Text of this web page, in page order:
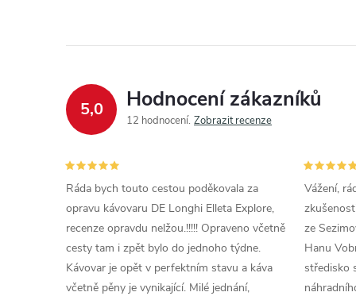
5,0 Hodnocení zákazníků
12 hodnocení Zobrazit recenze
Ráda bych touto cestou poděkovala za
opravu kávovaru DE Longhi Elleta Explore,
recenze opravdu nelžou.!!!!! Opraveno včetně
cesty tam i zpět bylo do jednoho týdne.
Kávovar je opět v perfektním stavu a káva
včetně pěny je vynikající. Milé jednání,
Vážení,
ze
Hanu
středisko